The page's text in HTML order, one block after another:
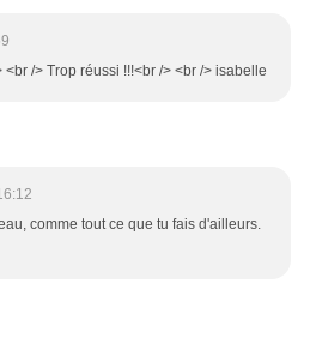
<br /> Trop réussi !!!<br /> <br /> isabelle
comme tout ce que tu fais d'ailleurs.